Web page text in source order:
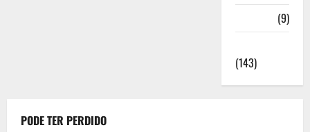
(9)
(143)
PODE TER PERDIDO